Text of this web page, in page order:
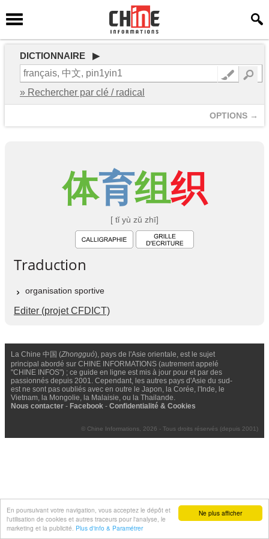
Ne plus afficher
En poursuivant votre navigation, vous acceptez le dépôt et
l'utilisation de cookies et autres traceurs pour l'analyse, le
marketing et la publicité. Plus d'info & Paramétrer
DICTIONNAIRE ▶
» Rechercher par clé / radical
OPTIONS →
体育组织
[ tǐ yù zǔ zhī]
Traduction
organisation sportive
Editer (projet CFDICT)
La Chine 中国 (Zhongguó), pays de l'Asie orientale, est le sujet
principal abordé sur CHINE INFORMATIONS (autrement appelé
"CHINE INFOS") ; ce guide en ligne est mis à jour pour et par des
passionnés depuis 2001. Cependant, les autres pays d'Asie du sud-
est ne sont pas oubliés avec en outre le Japon, la Corée, l'Inde, le
Vietnam, la Mongolie, la Malaisie, ou la Thailande.
Nous contacter - Facebook - Confidentialité & Cookies
© Chine Informations, 2026 - Tous droits réservés (depuis 2001)